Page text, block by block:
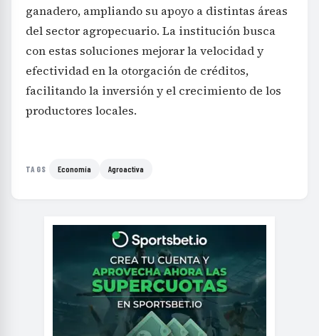
ganadero, ampliando su apoyo a distintas áreas
del sector agropecuario. La institución busca
con estas soluciones mejorar la velocidad y
efectividad en la otorgación de créditos,
facilitando la inversión y el crecimiento de los
productores locales.
TAGS Economía Agroactiva